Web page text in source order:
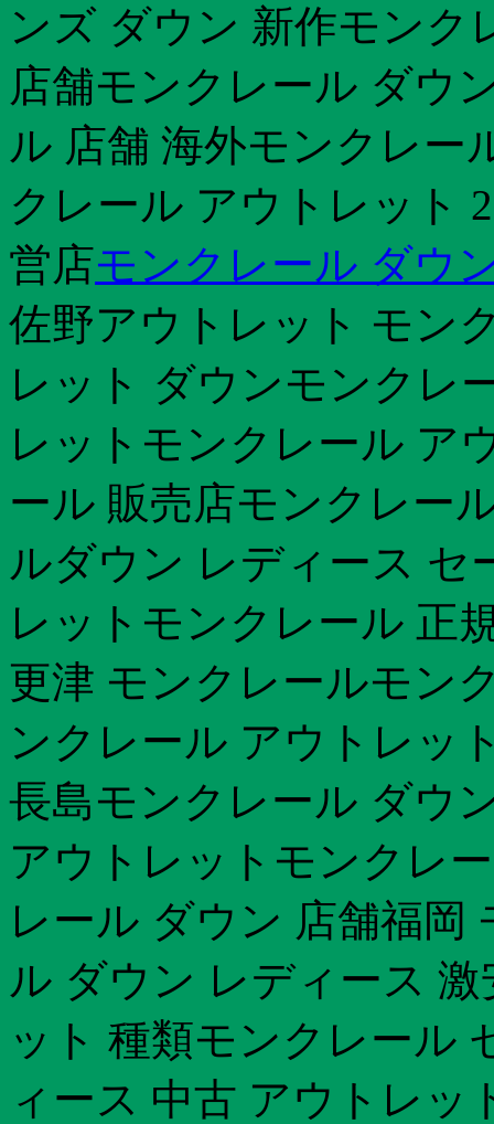
ンズ ダウン 新作モンク
店舗モンクレール ダウ
ル 店舗 海外モンクレー
クレール アウトレット
営店モンクレール ダウ
佐野アウトレット モン
レット ダウンモンクレ
レットモンクレール ア
ール 販売店モンクレー
ルダウン レディース セ
レットモンクレール 正
更津 モンクレールモン
ンクレール アウトレッ
長島モンクレール ダウ
アウトレットモンクレ
レール ダウン 店舗福岡
ル ダウン レディース
ット 種類モンクレール
ィース 中古 アウトレッ